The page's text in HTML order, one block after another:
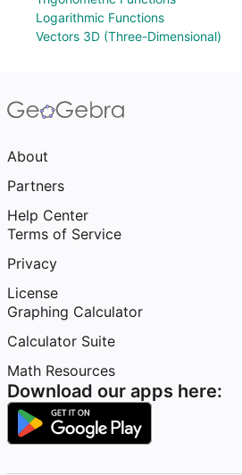
Logarithmic Functions
Vectors 3D (Three-Dimensional)
About
Partners
Help Center
Terms of Service
Privacy
License
Graphing Calculator
Calculator Suite
Math Resources
Download our apps here: